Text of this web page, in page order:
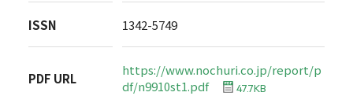
ISSN 1342-5749
PDF URL
https://www.nochuri.co.jp/report/p
df/n9910st1.pdf
47.7KB